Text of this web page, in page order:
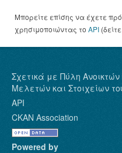
Μπορείτε επίσης να έχετε
χρησιμοποιώντας το API (δείτε
Σχετικά με Πύλη
Μελετών και Στοιχείων
API
CKAN Association
Powered by